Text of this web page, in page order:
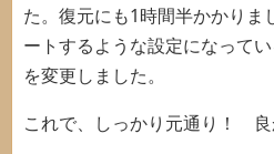
た。復元にも1時間半かかりま
ートするような設定になって
を変更しました。
これで、しっかり元通り！